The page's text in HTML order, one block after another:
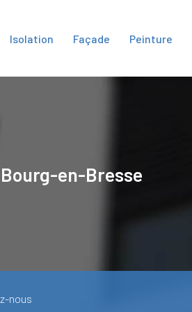
Isolation Façade Peinture
Bourg-en-Bresse
nous